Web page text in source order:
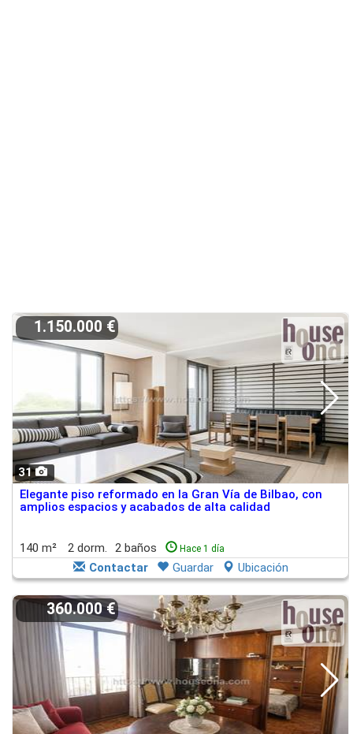
31
1.150.000 €
Elegante piso reformado en la Gran Vía de Bilbao, con
amplios espacios y acabados de alta calidad
140 m² 2 dorm. 2 baños Hace 1 día
Contactar Guardar Ubicación
360.000 €